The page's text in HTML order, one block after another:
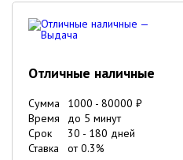
Отличные наличные
Сумма 1000 - 80000 ₽
Время
до 5 минут
Срок
30 - 180 дней
Ставка
от0.3%